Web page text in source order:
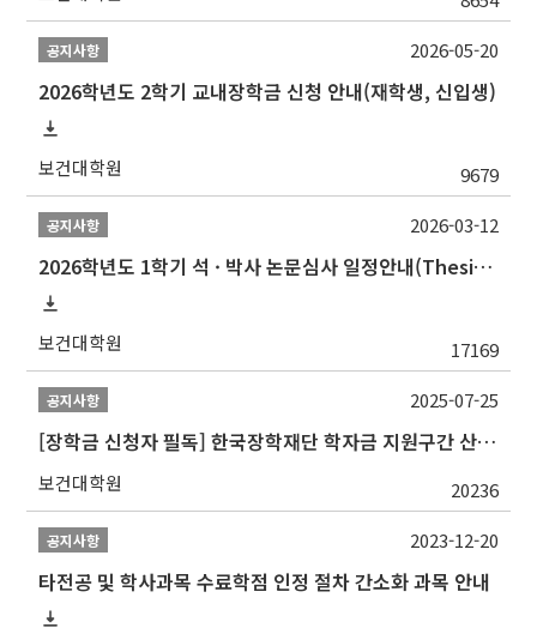
공지사항
2026학년도 2학기 교내장학금 신청 안내(재학생, 신입생)
보건대학원 9679
2026-05-20
공지사항
2026학년도 1학기 석 · 박사 논문심사 일정안내(Thesis Defense Schedules)
보건대학원 17169
2026-03-12
공지사항
[장학금 신청자 필독] 한국장학재단 학자금 지원구간 산정 권고
보건대학원 20236
2025-07-25
공지사항
타전공 및 학사과목 수료학점 인정 절차 간소화 과목 안내
2023-12-20